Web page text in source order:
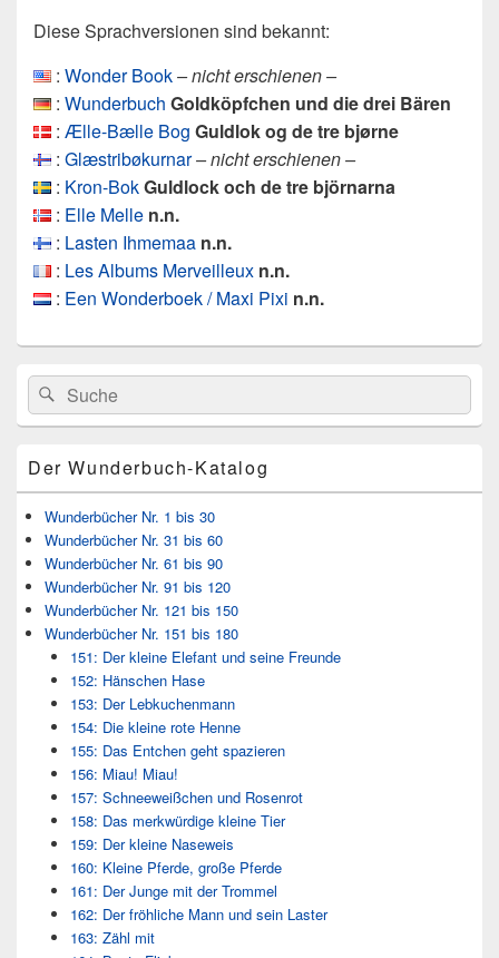
Diese Sprachversionen sind bekannt:
: Wonder Book– nicht erschienen –
: Wunderbuch Goldköpfchen und die drei Bären
: Ælle-Bælle Bog Guldlok og de tre bjørne
: Glæstribøkurnar– nicht erschienen –
: Kron-BokGuldlock och de tre björnarna
: Elle Melle n.n.
: Lasten Ihmemaa n.n.
: Les Albums Merveilleux n.n.
: Een Wonderboek / Maxi Pixi n.n.
Primärer
Seitenleisten
Widget-
Bereich
Search
for:
Suche
Der Wunderbuch-Katalog
Wunderbücher Nr. 1 bis 30
Wunderbücher Nr. 31 bis 60
Wunderbücher Nr. 61 bis 90
Wunderbücher Nr. 91 bis 120
Wunderbücher Nr. 121 bis 150
Wunderbücher Nr. 151 bis 180
151: Der kleine Elefant und seine Freunde
152: Hänschen Hase
153: Der Lebkuchenmann
154: Die kleine rote Henne
155: Das Entchen geht spazieren
156: Miau! Miau!
157: Schneeweißchen und Rosenrot
158: Das merkwürdige kleine Tier
159: Der kleine Naseweis
160: Kleine Pferde, große Pferde
161: Der Junge mit der Trommel
162: Der fröhliche Mann und sein Laster
163: Zähl mit